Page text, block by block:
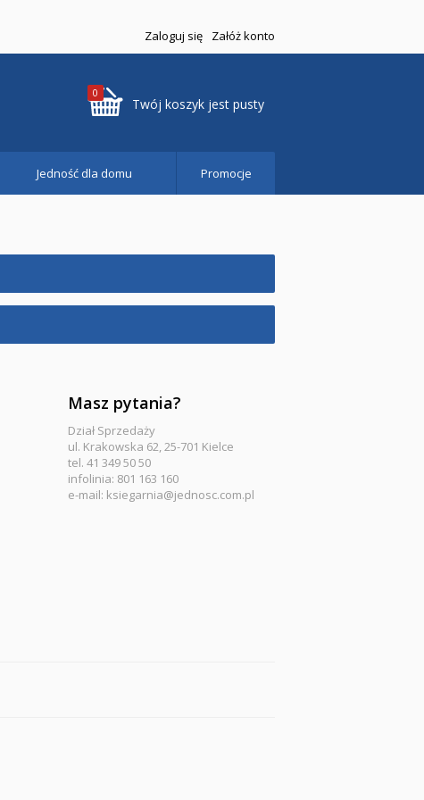
Zaloguj się Załóż konto
0
Twój koszyk jest pusty
Jedność dla domu Promocje
Masz pytania?
Dział Sprzedaży
ul. Krakowska 62, 25-701 Kielce
tel. 41 349 50 50
infolinia: 801 163 160
e-mail: ksiegarnia@jednosc.com.pl